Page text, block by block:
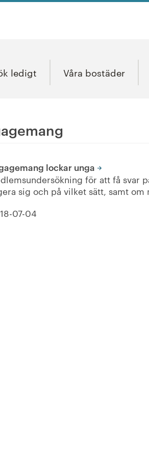
ledigt Våra bostäder
lockar unga
för att få svar
sig och på vilket sätt, samt om
07-04